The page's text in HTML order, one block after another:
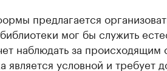
предлагается
мог бы служить
наблюдать за происходящим
является условной и требует